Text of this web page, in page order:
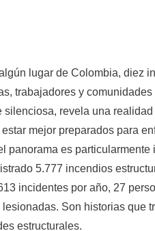
lugar de Colombia, diez
trabajadores y
silenciosa, revela una
mejor preparados para
panorama es
5.777 incendios
incidentes por año, 27
lesionadas. Son historias que
estructurales.